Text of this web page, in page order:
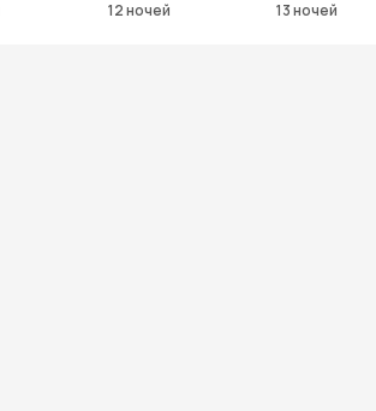
12 ночей 13 ночей